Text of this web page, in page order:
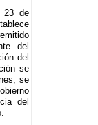
23 de
del
del
se
se
del